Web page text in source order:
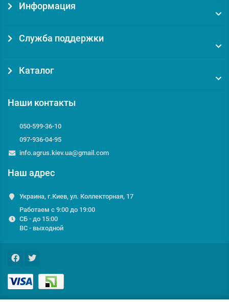
Информация
Служба поддержки
Каталог
Наши контакты
050-599-36-10
097-936-04-95
info.agrus.kiev.ua@gmail.com
Наш адрес
Украина, г.Киев, ул. Коллекторная, 17
Работаем с 9:00 до 19:00
СБ - до 15:00
ВС - выходной